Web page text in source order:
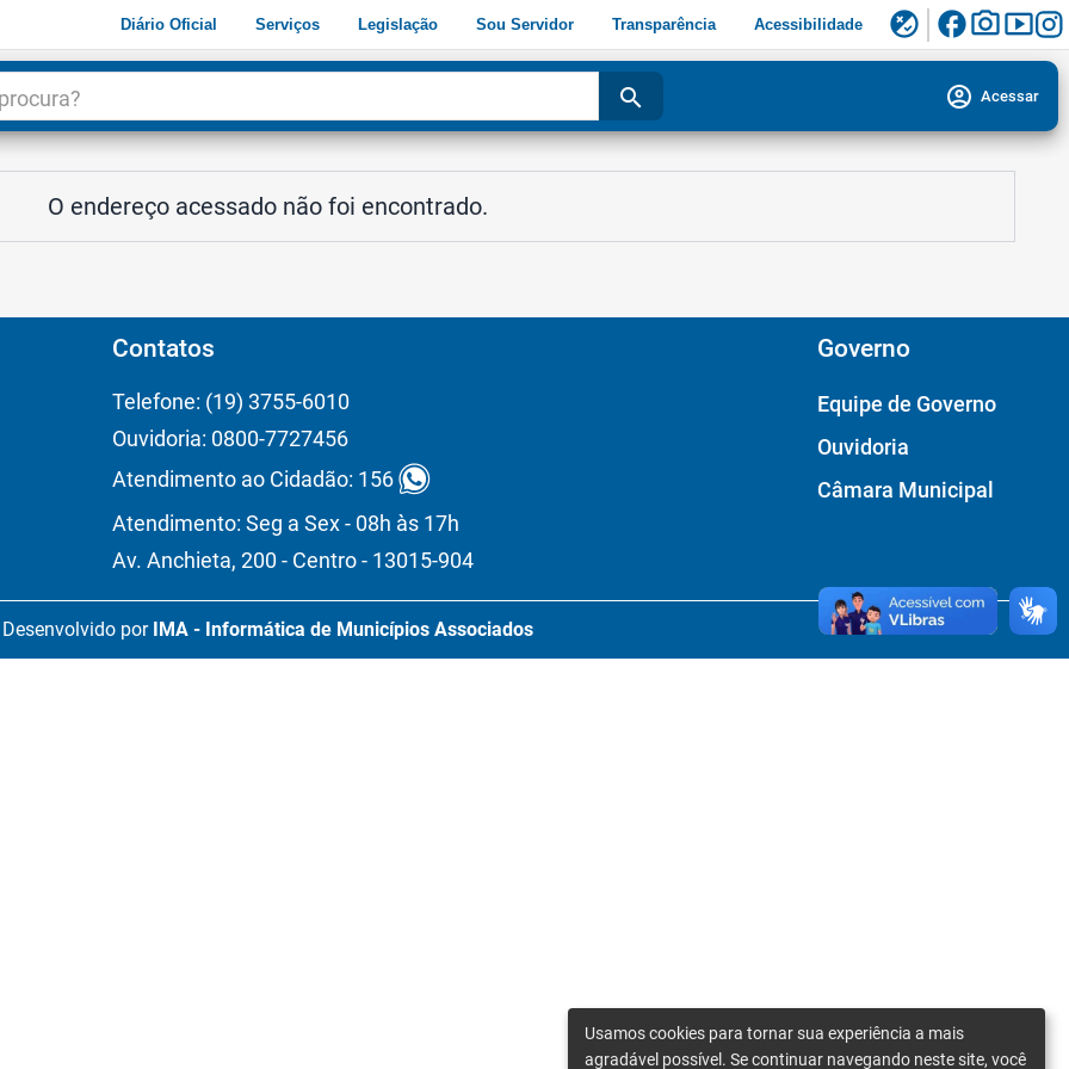
Diário Oficial Serviços Legislação Sou Servidor Transparência Acessibilidade flaky facebookphoto_camerasmart_display
search account_circle Acessar
O endereço acessado não foi encontrado.
Contatos
Telefone: (19) 3755-6010
Ouvidoria: 0800-7727456
Atendimento ao Cidadão: 156
Atendimento: Seg a Sex - 08h às 17h
Av. Anchieta, 200 - Centro - 13015-904
Governo
Equipe de Governo
Ouvidoria
Câmara Municipal
Desenvolvido por IMA - Informática de Municípios Associados
Usamos cookies para tornar sua experiência a mais
agradável possível. Se continuar navegando neste site, você